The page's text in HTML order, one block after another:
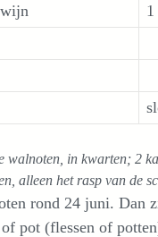
walnoten, in kwarten; 2
alleen het rasp van de
rond 24 juni. Dan
pot (flessen of